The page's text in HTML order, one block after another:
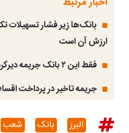
بانک‌ها زیر فشار تسهیلات
ارزش آن است
فقط این ۲ بانک جریمه دیرکرد اقساط را نمی گیرند
جریمه تاخیر در پرداخت
البرز بانک شعب